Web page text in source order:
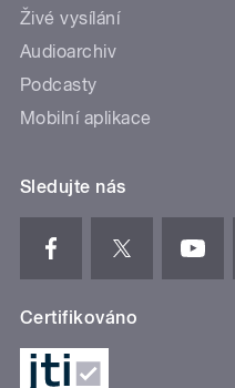
Živé vysílání
Audioarchiv
Podcasty
Mobilní aplikace
Sledujte nás
Certifikováno